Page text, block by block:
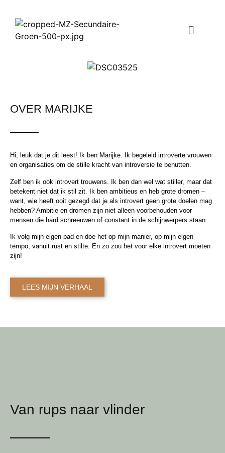
OVER MARIJKE
Hi, leuk dat je dit leest! Ik ben Marijke. Ik begeleid introverte vrouwen
en organisaties om de stille kracht van introversie te benutten.
Zelf ben ik ook introvert trouwens. Ik ben dan wel wat stiller, maar dat
betekent niet dat ik stil zit. Ik ben ambitieus en heb grote dromen –
want, wie heeft ooit gezegd dat je als introvert geen grote doelen mag
hebben? Ambitie en dromen zijn niet alleen voorbehouden voor
mensen die hard schreeuwen of constant in de schijnwerpers staan.
Ik volg mijn eigen pad en doe het op mijn manier, op mijn eigen
tempo, vanuit rust en stilte. En zo zou het voor elke introvert moeten
zijn!
LEES MIJN VERHAAL
Van rups naar vlinder